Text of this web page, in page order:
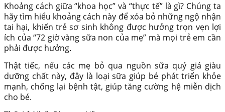
Khoảng cách giữa “khoa học” và “thực tế” là gì? Chúng ta
hãy tìm hiểu khoảng cách này để xóa bỏ những ngộ nhận
tai hại, khiến trẻ sơ sinh không được hưởng trọn vẹn lợi
ích của “72 giờ vàng sữa non của mẹ” mà mọi trẻ em cần
phải được hưởng.
Thật tiếc, nếu các mẹ bỏ qua nguồn sữa quý giá giàu
dưỡng chất này, đây là loại sữa giúp bé phát triển khỏe
mạnh, chống lại bệnh tật, giúp tăng cường hệ miễn dịch
cho bé.